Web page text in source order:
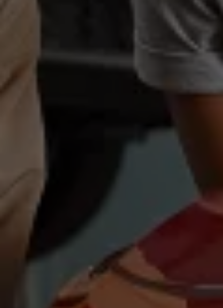
Updates für Software, Karten und Radio
Volkswagen Kundenbetreuung
Assistenzsysteme
Digitale Betriebsanleitung